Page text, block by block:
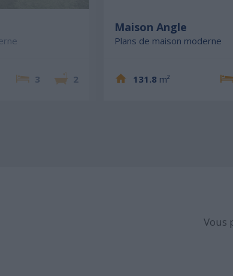
3 2
Maison Angle
Plans de maison moderne
131.8 m²
Vous